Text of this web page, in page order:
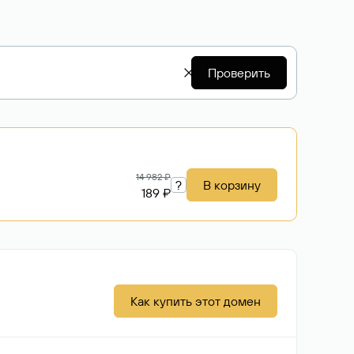
Проверить
14 982 ₽
189 ₽ ? В корзину
Как купить этот домен